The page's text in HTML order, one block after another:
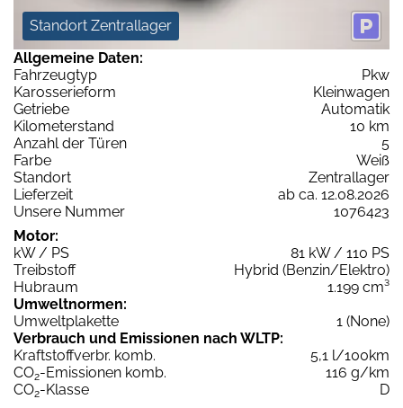
Standort Zentrallager
Allgemeine Daten:
Fahrzeugtyp
Pkw
Karosserieform
Kleinwagen
Getriebe
Automatik
Kilometerstand
10 km
Anzahl der Türen
5
Farbe
Weiß
Standort
Zentrallager
Lieferzeit
ab ca. 12.08.2026
Unsere Nummer
1076423
Motor:
kW / PS
81 kW / 110 PS
Treibstoff
Hybrid (Benzin/Elektro)
Hubraum
1.199 cm³
Umweltnormen:
Umweltplakette
1 (None)
Verbrauch und Emissionen nach WLTP:
Kraftstoffverbr. komb.
5,1 l/100km
CO2-Emissionen komb.
116 g/km
CO2-Klasse
D